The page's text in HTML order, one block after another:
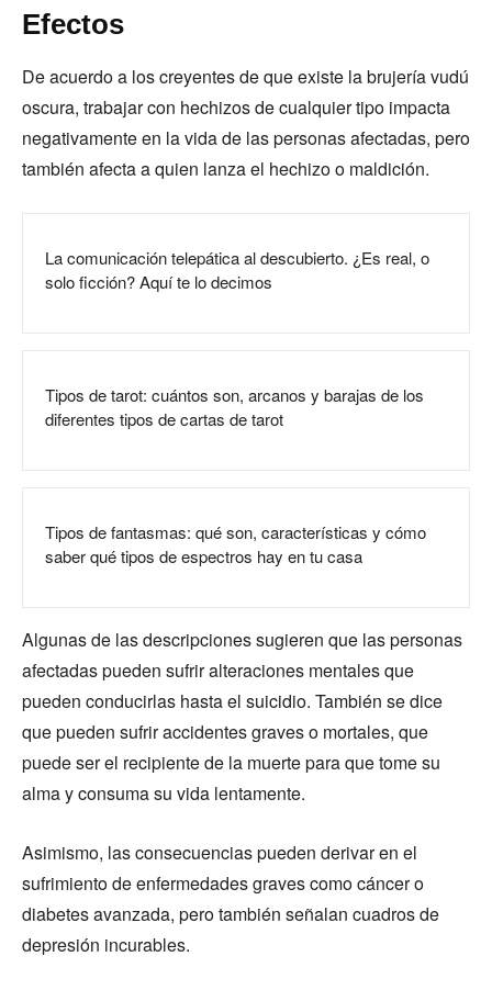
Efectos
De acuerdo a los creyentes de que existe la brujería vudú
oscura, trabajar con hechizos de cualquier tipo impacta
negativamente en la vida de las personas afectadas, pero
también afecta a quien lanza el hechizo o maldición.
La comunicación telepática al descubierto. ¿Es real, o
solo ficción? Aquí te lo decimos
Tipos de tarot: cuántos son, arcanos y barajas de los
diferentes tipos de cartas de tarot
Tipos de fantasmas: qué son, características y cómo
saber qué tipos de espectros hay en tu casa
Algunas de las descripciones sugieren que las personas
afectadas pueden sufrir alteraciones mentales que
pueden conducirlas hasta el suicidio. También se dice
que pueden sufrir accidentes graves o mortales, que
puede ser el recipiente de la muerte para que tome su
alma y consuma su vida lentamente.
Asimismo, las consecuencias pueden derivar en el
sufrimiento de enfermedades graves como cáncer o
diabetes avanzada, pero también señalan cuadros de
depresión incurables.